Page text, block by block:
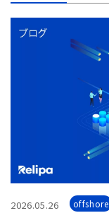
2026.05.26 offshore